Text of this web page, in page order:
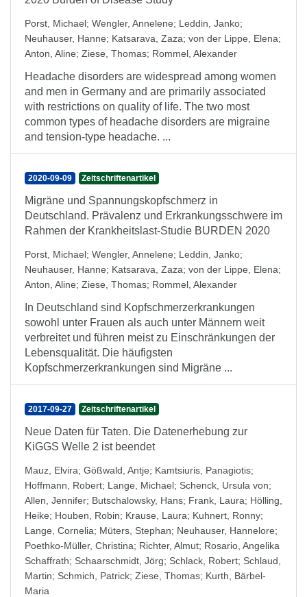
Porst, Michael; Wengler, Annelene; Leddin, Janko;
Neuhauser, Hanne; Katsarava, Zaza; von der Lippe, Elena;
Anton, Aline; Ziese, Thomas; Rommel, Alexander
Headache disorders are widespread among women
and men in Germany and are primarily associated
with restrictions on quality of life. The two most
common types of headache disorders are migraine
and tension-type headache. ...
2020-09-09 Zeitschriftenartikel
Migräne und Spannungskopfschmerz in
Deutschland. Prävalenz und Erkrankungsschwere im
Rahmen der Krankheitslast-Studie BURDEN 2020
Porst, Michael; Wengler, Annelene; Leddin, Janko;
Neuhauser, Hanne; Katsarava, Zaza; von der Lippe, Elena;
Anton, Aline; Ziese, Thomas; Rommel, Alexander
In Deutschland sind Kopfschmerzerkrankungen
sowohl unter Frauen als auch unter Männern weit
verbreitet und führen meist zu Einschränkungen der
Lebensqualität. Die häufigsten
Kopfschmerzerkrankungen sind Migräne ...
2017-09-27 Zeitschriftenartikel
Neue Daten für Taten. Die Datenerhebung zur
KiGGS Welle 2 ist beendet
Mauz, Elvira; Gößwald, Antje; Kamtsiuris, Panagiotis;
Hoffmann, Robert; Lange, Michael; Schenck, Ursula von;
Allen, Jennifer; Butschalowsky, Hans; Frank, Laura; Hölling,
Heike; Houben, Robin; Krause, Laura; Kuhnert, Ronny;
Lange, Cornelia; Müters, Stephan; Neuhauser, Hannelore;
Poethko-Müller, Christina; Richter, Almut; Rosario, Angelika
Schaffrath; Schaarschmidt, Jörg; Schlack, Robert; Schlaud,
Martin; Schmich, Patrick; Ziese, Thomas; Kurth, Bärbel-
Maria